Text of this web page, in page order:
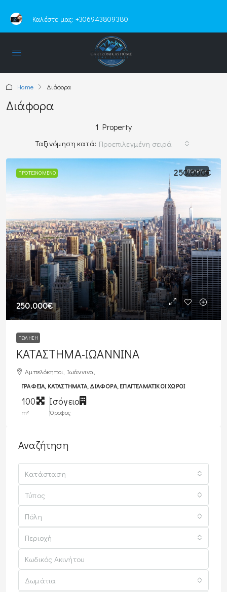
Καλέστε μας: +306943809380
Home Διάφορα
Διάφορα
1 Property
Ταξινόμηση κατά: Προεπιλεγμένη σειρά
ΠΡΟΤΕΙΝΌΜΕΝΟ ΠΏΛΗΣΗ
250.000€
ΠΏΛΗΣΗ
ΚΑΤΑΣΤΗΜΑ-ΙΩΑΝΝΙΝΑ
250.000€
Αμπελόκηποι, Ιωάννινα,
ΓΡΑΦΕΊΑ, ΚΑΤΑΣΤΉΜΑΤΑ, ΔΙΆΦΟΡΑ, ΕΠΑΓΓΕΛΜΑΤΙΚΟΊ ΧΏΡΟΙ
100
m²
Ισόγειο
Όροφος
Αναζήτηση
Κατάσταση
Τύπος
Πόλη
Περιοχή
Δωμάτια